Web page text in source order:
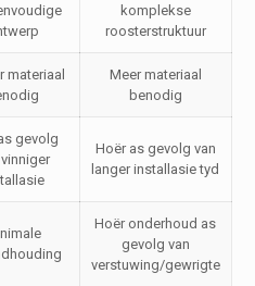
komplekse
roosterstruktuur
materiaal
Meer materiaal
benodig
gevolg
Hoër as gevolg van
langer installasie tyd
Hoër onderhoud as
gevolg van
verstuwing/gewrigte